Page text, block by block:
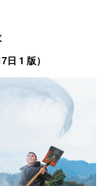
日 1 版）